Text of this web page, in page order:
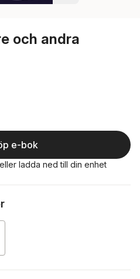
och andra
e-bok
ladda ned till din enhet